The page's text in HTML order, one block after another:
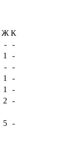
Ж К
-
-
1
-
-
-
1
-
1
-
2
-
5 -